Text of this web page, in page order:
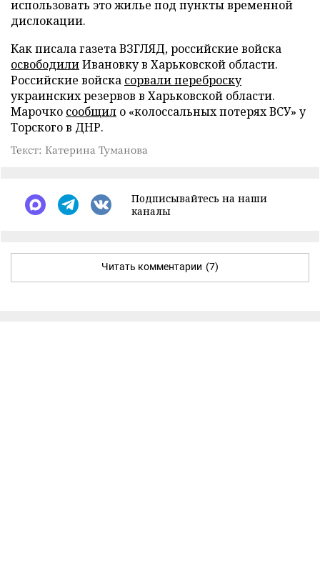
использовать это жилье под пункты временной
дислокации.
Как писала газета ВЗГЛЯД, российские войска
освободилиИвановку в Харьковской области.
Российские войска сорвали переброску
украинских резервов в Харьковской области.
Марочко сообщил о «колоссальных потерях ВСУ» у
Торского в ДНР.
Текст: Катерина Туманова
Подписывайтесь на наши
каналы
Читать комментарии (7)